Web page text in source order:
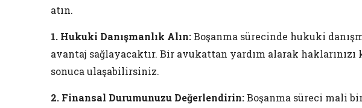
atın.
1. Hukuki Danışmanlık Alın:Boşanma sürecinde hukuki
avantaj sağlayacaktır. Bir avukattan yardım alarak
sonuca ulaşabilirsiniz.
2. Finansal Durumunuzu Değerlendirin:Boşanma süreci mali